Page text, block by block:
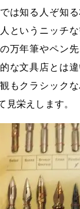
は知る人ぞ知
というニッチ
万年筆やペン
な文具店とは
もクラシック
栄えします。